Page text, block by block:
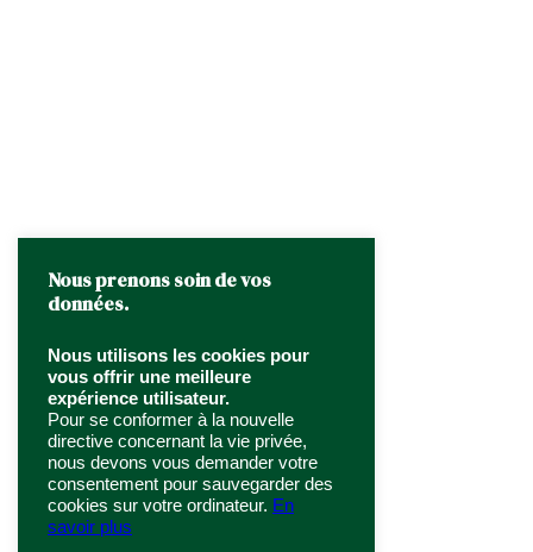
Nous prenons soin de vos
données.
Nous utilisons les cookies pour
vous offrir une meilleure
expérience utilisateur.
Pour se conformer à la nouvelle
directive concernant la vie privée,
nous devons vous demander votre
consentement pour sauvegarder des
cookies sur votre ordinateur. En
savoir plus